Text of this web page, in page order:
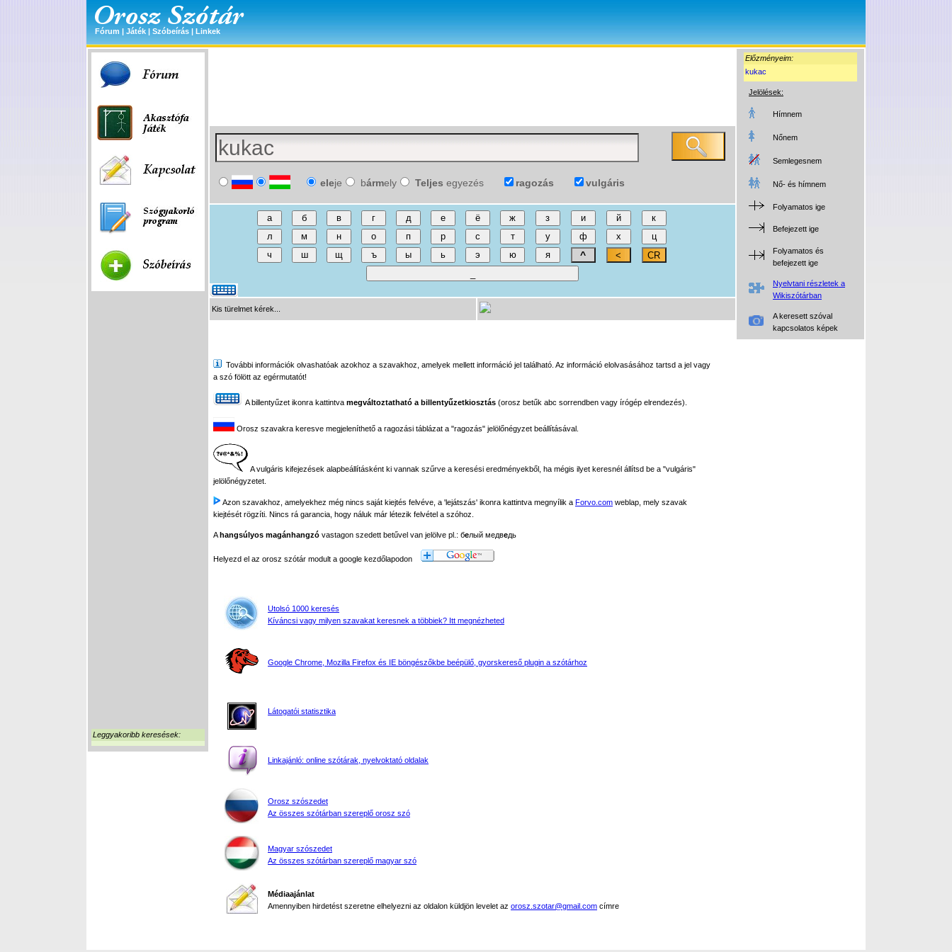
Fórum | Játék | Szóbeírás | Linkek
Előzményeim:
kukac
Jelölések:
Hímnem
Nőnem
Semlegesnem
Nő- és hímnem
Folyamatos ige
Befejezett ige
Folyamatos és
befejezett ige
Nyelvtani részletek a
Wikiszótárban
A keresett szóval
kapcsolatos képek
Leggyakoribb keresések:
eleje bármely Teljes egyezés ragozás vulgáris
Kis türelmet kérek...
További információk olvashatóak azokhoz a szavakhoz, amelyek mellett információ jel található. Az információ elolvasásához tartsd a jel vagy
a szó fölött az egérmutatót!
A billentyűzet ikonra kattintva megváltoztatható a billentyűzetkiosztás (orosz betűk abc sorrendben vagy írógép elrendezés).
Orosz szavakra keresve megjeleníthető a ragozási táblázat a "ragozás" jelölőnégyzet beállításával.
A vulgáris kifejezések alapbeállításként ki vannak szűrve a keresési eredményekből, ha mégis ilyet keresnél állítsd be a "vulgáris"
jelölőnégyzetet.
Azon szavakhoz, amelyekhez még nincs saját kiejtés felvéve, a 'lejátszás' ikonra kattintva megnyílik a Forvo.com weblap, mely szavak
kiejtését rögzíti. Nincs rá garancia, hogy náluk már létezik felvétel a szóhoz.
Ahangsúlyos magánhangzó vastagon szedett betűvel van jelölve pl.: белый медведь
Helyezd el az orosz szótár modult a google kezdőlapodon
Utolsó 1000 keresés
Kíváncsi vagy milyen szavakat keresnek a többiek? Itt megnézheted
Google Chrome, Mozilla Firefox és IE böngészőkbe beépülő, gyorskereső plugin a szótárhoz
Látogatói statisztika
Linkajánló: online szótárak, nyelvoktató oldalak
Orosz szószedet
Az összes szótárban szereplő orosz szó
Magyar szószedet
Az összes szótárban szereplő magyar szó
Médiaajánlat
Amennyiben hirdetést szeretne elhelyezni az oldalon küldjön levelet az orosz.szotar@gmail.com címre